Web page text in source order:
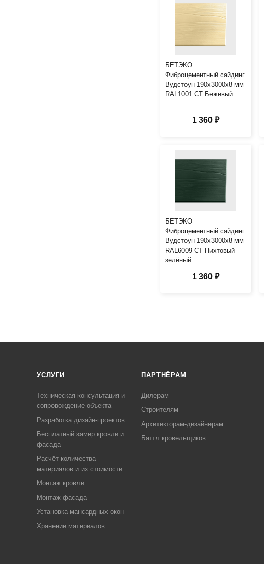
БЕТЭКО
Фиброцементный сайдинг
Вудстоун 190х3000х8 мм
RAL1001 СТ Бежевый
1 360 ₽
БЕТЭКО
Фиброцементный сайдинг
Вудстоун 190х3000х8 мм
RAL6009 СТ Пихтовый
зелёный
1 360 ₽
УСЛУГИ
Техническая консультация и
сопровождение объекта
Разработка дизайн-проектов
Бесплатный замер кровли и
фасада
Расчёт количества
материалов и их стоимости
Монтаж кровли
Монтаж фасада
Установка мансардных окон
Хранение материалов
ПАРТНЁРАМ
Дилерам
Строителям
Архитекторам-дизайнерам
Баттл кровельщиков